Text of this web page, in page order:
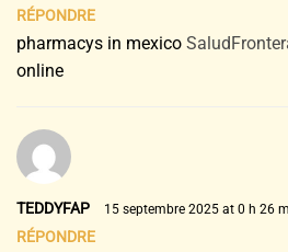
RÉPONDRE
pharmacys in mexico
online
TEDDYFAP 15 septembre 2025 at 0 h 26
RÉPONDRE